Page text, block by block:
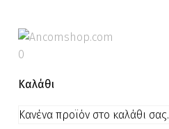
0
Καλάθι
Κανένα προϊόν στο καλάθι σας.